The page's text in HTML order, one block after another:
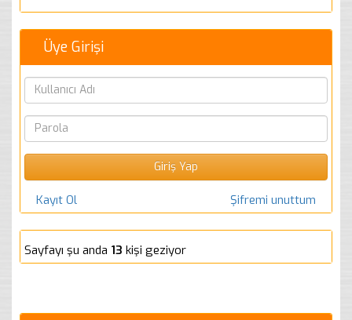
Üye Girişi
Kayıt Ol Şifremi unuttum
Sayfayı şu anda 13 kişi geziyor